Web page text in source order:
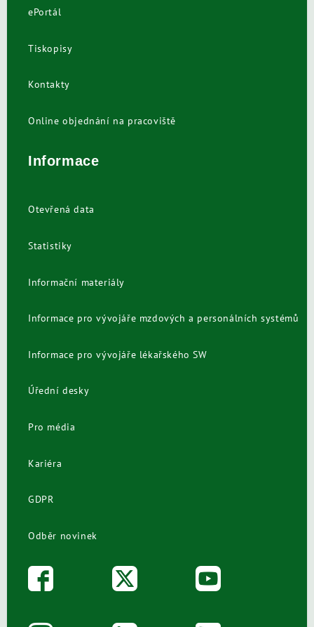
ePortál
Tiskopisy
Kontakty
Online objednání na pracoviště
Informace
Otevřená data
Statistiky
Informační materiály
Informace pro vývojáře mzdových a personálních systémů
Informace pro vývojáře lékařského SW
Úřední desky
Pro média
Kariéra
GDPR
Odběr novinek